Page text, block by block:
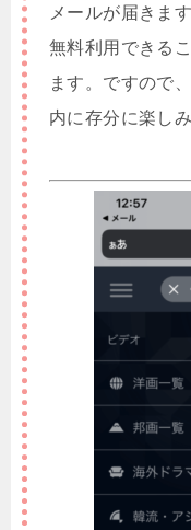
メールが届きま
無料利用できる
ます。ですので
内に存分に楽し